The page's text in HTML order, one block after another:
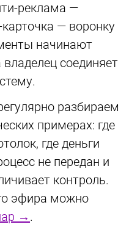
реклама —
— воронку
начинают
владелец соединяет
разбираем
примерах: где
где деньги
не передан и
контроль.
эфира можно
→ .